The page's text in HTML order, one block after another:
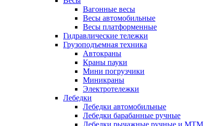
Вагонные весы
Весы автомобильные
Весы платформенные
Гидравлические тележки
Грузоподъемная техника
Автокраны
Краны пауки
Мини погрузчики
Миникраны
Электротележки
Лебедки
Лебедки автомобильные
Лебедки барабанные ручные
Лебедки рычажные ручные и МТМ